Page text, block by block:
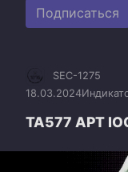
Подписаться
SEC-1275
18.03.2024
TA577 APT